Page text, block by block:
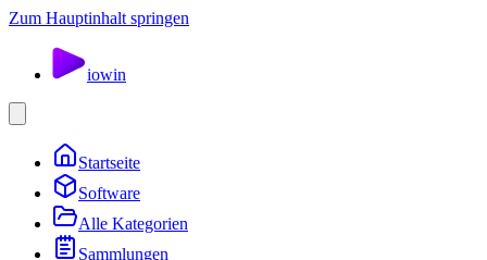
Zum Hauptinhalt springen
iowin
Startseite
Software
Alle Kategorien
Sammlungen